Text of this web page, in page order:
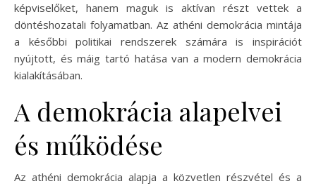
képviselőket, hanem maguk is aktívan részt vettek a
döntéshozatali folyamatban. Az athéni demokrácia mintája
a későbbi politikai rendszerek számára is inspirációt
nyújtott, és máig tartó hatása van a modern demokrácia
kialakításában.
A demokrácia alapelvei
és működése
Az athéni demokrácia alapja a közvetlen részvétel és a